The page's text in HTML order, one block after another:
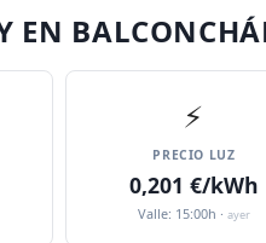
EN
⚡
PRECIO LUZ
0,201 €/kWh
Valle: 15:00h · ayer